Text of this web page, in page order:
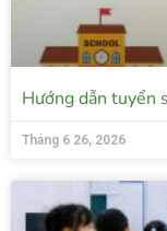
Hướng dẫn tuyển
Tháng 6 26, 2026